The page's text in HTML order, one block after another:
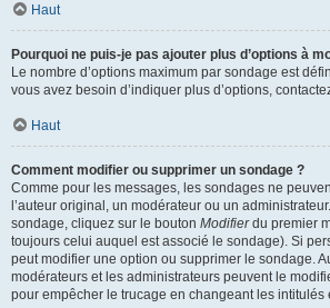
Haut
Pourquoi ne puis-je pas ajouter plus d’options à
Le nombre d’options maximum par sondage est
vous avez besoin d’indiquer plus d’options,
Haut
Comment modifier ou supprimer un sondage ?
Comme pour les messages, les sondages ne
l’auteur original, un modérateur ou un
sondage, cliquez sur le bouton Modifierdu premier
toujours celui auquel est associé le sondage). Si
peut modifier une option ou supprimer le sondage.
modérateurs et les administrateurs peuvent le
pour empêcher le trucage en changeant les intitulés